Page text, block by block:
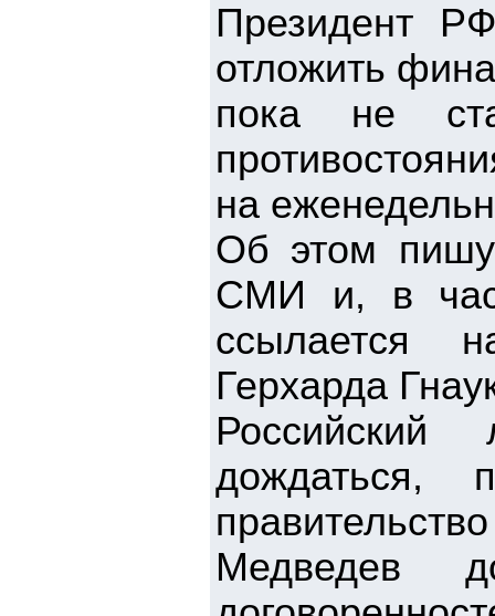
Президент
отложить
пока не
на
Об этом
СМИ и, в
ссылается
Герхарда
дождаться,
Медведев